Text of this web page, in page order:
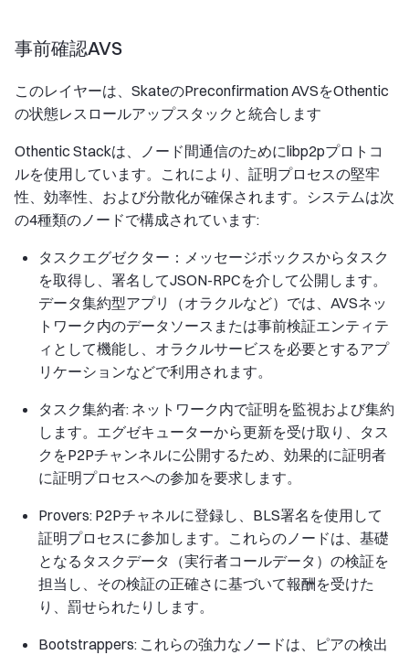
事前確認AVS
このレイヤーは、SkateのPreconfirmation AVSをOthentic
の状態レスロールアップスタックと統合します
Othentic Stackは、ノード間通信のためにlibp2pプロトコ
ルを使用しています。これにより、証明プロセスの堅牢
性、効率性、および分散化が確保されます。システムは次
の4種類のノードで構成されています:
タスクエグゼクター：メッセージボックスからタスク
を取得し、署名してJSON-RPCを介して公開します。
データ集約型アプリ（オラクルなど）では、AVSネッ
トワーク内のデータソースまたは事前検証エンティテ
ィとして機能し、オラクルサービスを必要とするアプ
リケーションなどで利用されます。
タスク集約者: ネットワーク内で証明を監視および集約
します。エグゼキューターから更新を受け取り、タス
クをP2Pチャンネルに公開するため、効果的に証明者
に証明プロセスへの参加を要求します。
Provers: P2Pチャネルに登録し、BLS署名を使用して
証明プロセスに参加します。これらのノードは、基礎
となるタスクデータ（実行者コールデータ）の検証を
担当し、その検証の正確さに基づいて報酬を受けた
り、罰せられたりします。
Bootstrappers: これらの強力なノードは、ピアの検出